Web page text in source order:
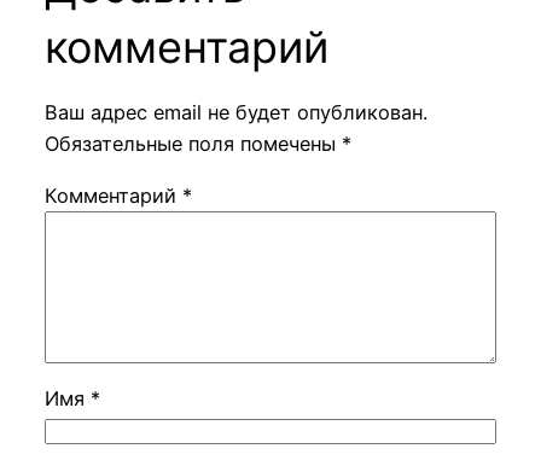
комментарий
Ваш адрес email не будет опубликован.
Обязательные поля помечены *
Комментарий *
Имя *